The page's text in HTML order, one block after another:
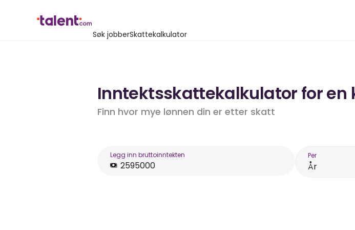
Søk jobberSkattekalkulator
Inntektsskattekalkulator for en
Finn hvor mye lønnen din er etter skatt
Legg inn bruttoinntekten Per
År